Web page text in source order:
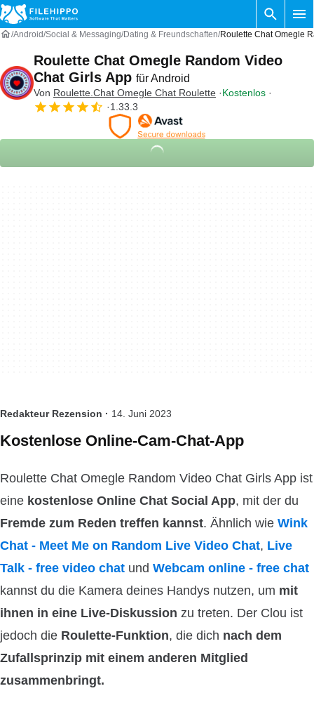
Android Social & Messaging Dating & Freundschaften Roulette Chat Omegle
Roulette Chat Omegle Random Video
Chat Girls App für Android
Von Roulette.Chat Omegle Chat Roulette
Kostenlos
1.33.3
Redakteur Rezension · 14. Juni 2023
Kostenlose Online-Cam-Chat-App
Roulette Chat Omegle Random Video Chat Girls App ist
eine kostenlose Online Chat Social App, mit der du
Fremde zum Reden treffen kannst. Ähnlich wie Wink
Chat - Meet Me on Random Live Video Chat, Live
Talk - free video chat und Webcam online - free chat
kannst du die Kamera deines Handys nutzen, um mit
ihnen in eine Live-Diskussion zu treten. Der Clou ist
jedoch die Roulette-Funktion, die dich nach dem
Zufallsprinzip mit einem anderen Mitglied
zusammenbringt.